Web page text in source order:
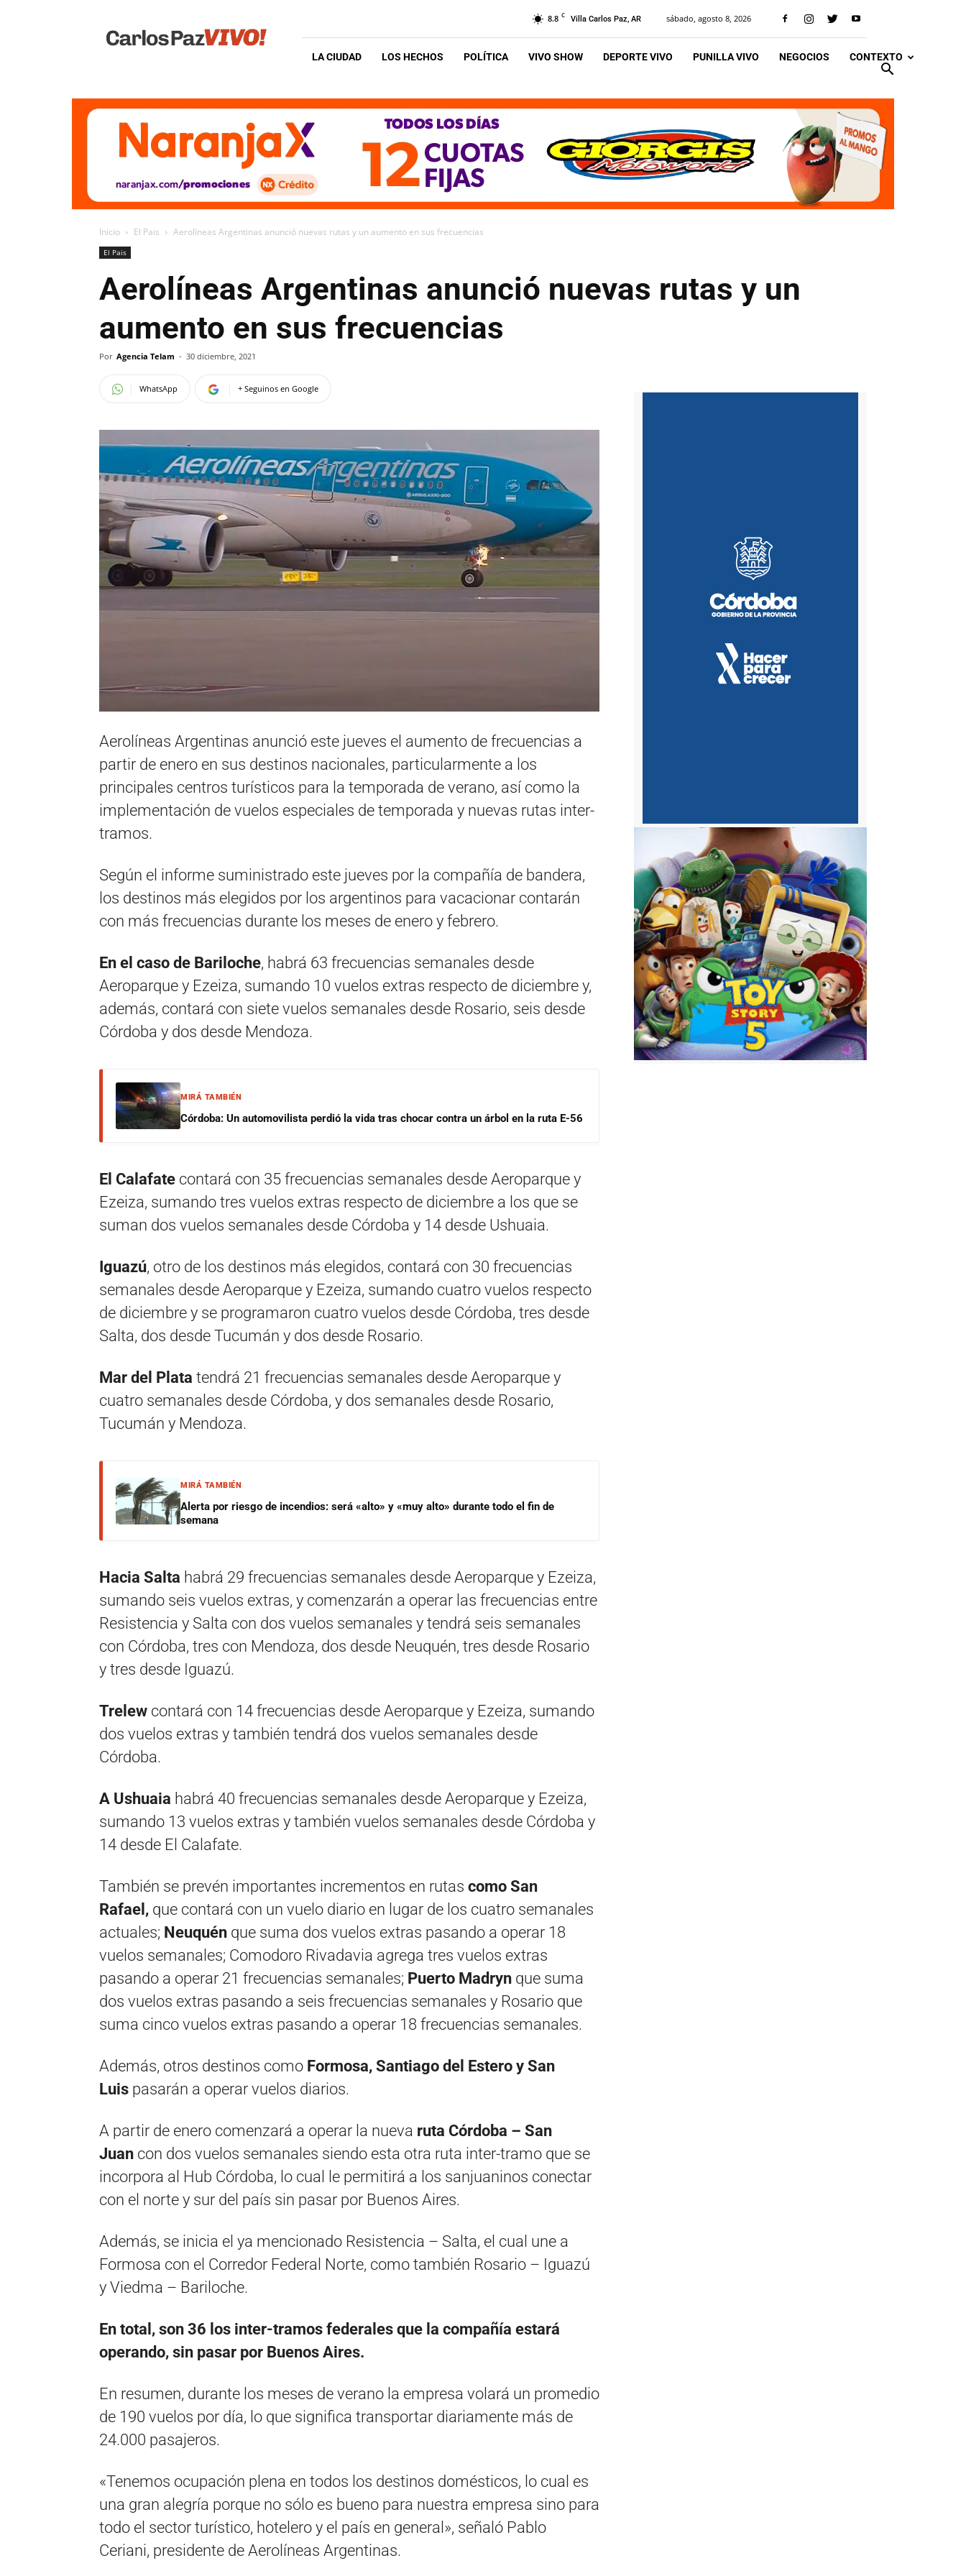
Vivo
8.8 C Villa Carlos Paz, AR sábado, agosto 8, 2026
LA CIUDAD LOS HECHOS POLÍTICA VIVO SHOW DEPORTE VIVO PUNILLA VIVO NEGOCIOS CONTEXTO
Inicio El Pais Aerolíneas Argentinas anunció nuevas rutas y un aumento en sus frecuencias
El Pais
Aerolíneas Argentinas anunció nuevas rutas y un
aumento en sus frecuencias
Por Agencia Telam - 30 diciembre, 2021
WhatsApp + Seguinos en Google
Aerolíneas Argentinas anunció este jueves el aumento de frecuencias a
partir de enero en sus destinos nacionales, particularmente a los
principales centros turísticos para la temporada de verano, así como la
implementación de vuelos especiales de temporada y nuevas rutas inter-
tramos.
Según el informe suministrado este jueves por la compañía de bandera,
los destinos más elegidos por los argentinos para vacacionar contarán
con más frecuencias durante los meses de enero y febrero.
En el caso de Bariloche, habrá 63 frecuencias semanales desde
Aeroparque y Ezeiza, sumando 10 vuelos extras respecto de diciembre y,
además, contará con siete vuelos semanales desde Rosario, seis desde
Córdoba y dos desde Mendoza.
MIRÁ TAMBIÉN
Córdoba: Un automovilista perdió la vida tras chocar contra un árbol en la ruta E-56
El Calafate contará con 35 frecuencias semanales desde Aeroparque y
Ezeiza, sumando tres vuelos extras respecto de diciembre a los que se
suman dos vuelos semanales desde Córdoba y 14 desde Ushuaia.
Iguazú, otro de los destinos más elegidos, contará con 30 frecuencias
semanales desde Aeroparque y Ezeiza, sumando cuatro vuelos respecto
de diciembre y se programaron cuatro vuelos desde Córdoba, tres desde
Salta, dos desde Tucumán y dos desde Rosario.
Mar del Plata tendrá 21 frecuencias semanales desde Aeroparque y
cuatro semanales desde Córdoba, y dos semanales desde Rosario,
Tucumán y Mendoza.
MIRÁ TAMBIÉN
Alerta por riesgo de incendios: será «alto» y «muy alto» durante todo el fin de
semana
Hacia Salta habrá 29 frecuencias semanales desde Aeroparque y Ezeiza,
sumando seis vuelos extras, y comenzarán a operar las frecuencias entre
Resistencia y Salta con dos vuelos semanales y tendrá seis semanales
con Córdoba, tres con Mendoza, dos desde Neuquén, tres desde Rosario
y tres desde Iguazú.
Trelew contará con 14 frecuencias desde Aeroparque y Ezeiza, sumando
dos vuelos extras y también tendrá dos vuelos semanales desde
Córdoba.
A Ushuaia habrá 40 frecuencias semanales desde Aeroparque y Ezeiza,
sumando 13 vuelos extras y también vuelos semanales desde Córdoba y
14 desde El Calafate.
También se prevén importantes incrementos en rutas como San
Rafael, que contará con un vuelo diario en lugar de los cuatro semanales
actuales; Neuquén que suma dos vuelos extras pasando a operar 18
vuelos semanales; Comodoro Rivadavia agrega tres vuelos extras
pasando a operar 21 frecuencias semanales; Puerto Madryn que suma
dos vuelos extras pasando a seis frecuencias semanales y Rosario que
suma cinco vuelos extras pasando a operar 18 frecuencias semanales.
Además, otros destinos como Formosa, Santiago del Estero y San
Luis pasarán a operar vuelos diarios.
A partir de enero comenzará a operar la nueva ruta Córdoba – San
Juan con dos vuelos semanales siendo esta otra ruta inter-tramo que se
incorpora al Hub Córdoba, lo cual le permitirá a los sanjuaninos conectar
con el norte y sur del país sin pasar por Buenos Aires.
Además, se inicia el ya mencionado Resistencia – Salta, el cual une a
Formosa con el Corredor Federal Norte, como también Rosario – Iguazú
y Viedma – Bariloche.
En total, son 36 los inter-tramos federales que la compañía estará
operando, sin pasar por Buenos Aires.
En resumen, durante los meses de verano la empresa volará un promedio
de 190 vuelos por día, lo que significa transportar diariamente más de
24.000 pasajeros.
«Tenemos ocupación plena en todos los destinos domésticos, lo cual es
una gran alegría porque no sólo es bueno para nuestra empresa sino para
todo el sector turístico, hotelero y el país en general», señaló Pablo
Ceriani, presidente de Aerolíneas Argentinas.